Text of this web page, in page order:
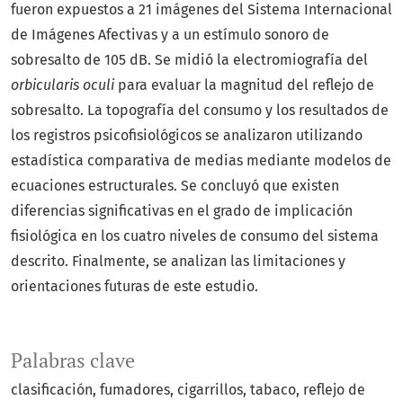
Palabras clave
clasificación fumadores cigarrillos tabaco reflejo de
fueron expuestos a 21 imágenes del Sistema Internacional
de Imágenes Afectivas y a un estímulo sonoro de
sobresalto de 105 dB. Se midió la electromiografía del
orbicularis oculi para evaluar la magnitud del reflejo de
sobresalto. La topografía del consumo y los resultados de
los registros psicofisiológicos se analizaron utilizando
estadística comparativa de medias mediante modelos de
ecuaciones estructurales. Se concluyó que existen
diferencias significativas en el grado de implicación
fisiológica en los cuatro niveles de consumo del sistema
descrito. Finalmente, se analizan las limitaciones y
orientaciones futuras de este estudio.